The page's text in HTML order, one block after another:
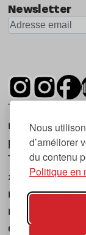
Nous
d’améliorer
du contenu
Politique en
Newsletter
Tsugi est un
musique et
première
Tsugi en
», ce qui
magazine, à
musicales,
électronique,